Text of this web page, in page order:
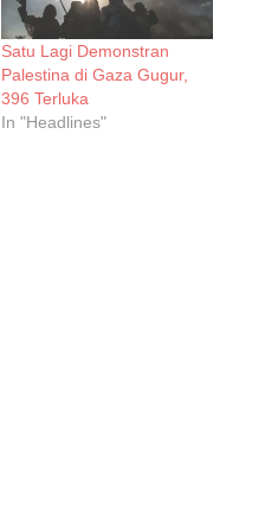
Satu Lagi Demonstran
Palestina di Gaza Gugur,
396 Terluka
In "Headlines"